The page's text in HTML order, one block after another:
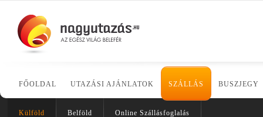
FŐOLDAL UTAZÁSI AJÁNLATOK SZÁLLÁS BUSZJEGY
Külföld Belföld Online Szállásfoglalás